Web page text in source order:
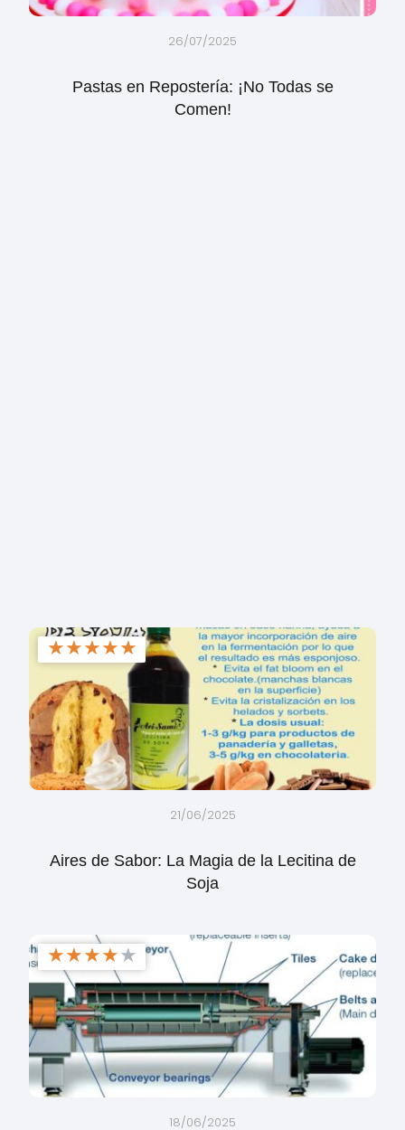
26/07/2025
Pastas en Repostería: ¡No Todas se
Comen!
★★★★★
21/06/2025
Aires de Sabor: La Magia de la Lecitina de
Soja
★★★★★
18/06/2025